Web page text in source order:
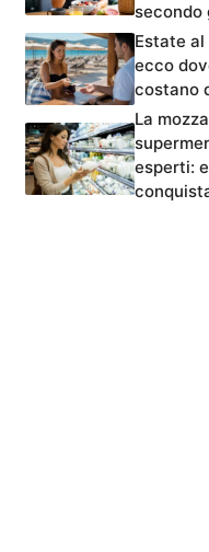
secondo
Estate al
ecco
costano
La
esperti: